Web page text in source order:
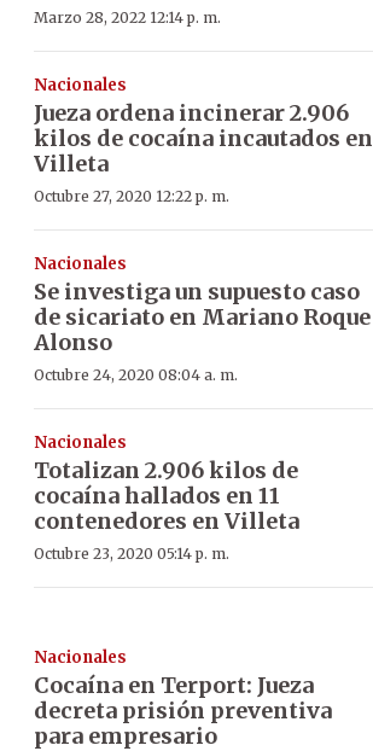
Marzo 28, 2022 12:14 p. m.
Nacionales
Jueza ordena incinerar 2.906
kilos de cocaína incautados en
Villeta
Octubre 27, 2020 12:22 p. m.
Nacionales
Se investiga un supuesto caso
de sicariato en Mariano Roque
Alonso
Octubre 24, 2020 08:04 a. m.
Nacionales
Totalizan 2.906 kilos de
cocaína hallados en 11
contenedores en Villeta
Octubre 23, 2020 05:14 p. m.
Nacionales
Cocaína en Terport: Jueza
decreta prisión preventiva
para empresario